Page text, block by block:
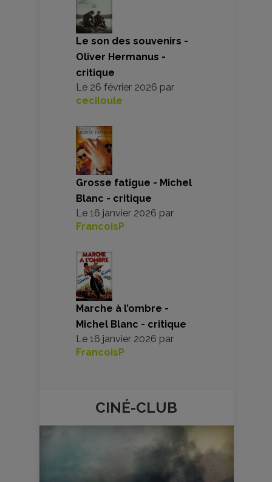
Le son des souvenirs -
Oliver Hermanus -
critique
Le 26 février 2026 par
ceciloule
Grosse fatigue - Michel
Blanc - critique
Le 16 janvier 2026 par
FrancoisP
Marche à l’ombre -
Michel Blanc - critique
Le 16 janvier 2026 par
FrancoisP
CINÉ-CLUB